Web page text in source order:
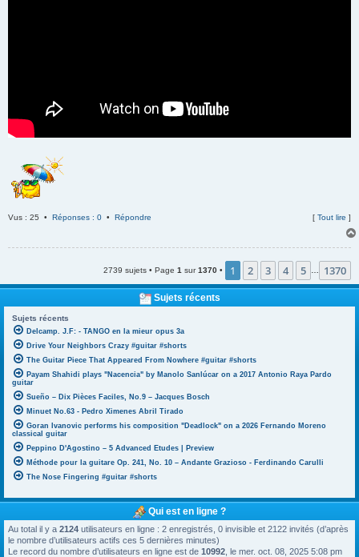
Vus : 25 • Réponses : 0 • Répondre [ Tout lire ]
2739 sujets • Page 1 sur1370 • 1 2 3 4 5 1370
Sujets récents
Sujets récents
Delcamp. J.F: - TANGO en la mieur opus 3a
Drive Your Neighbors Crazy #guitar #shorts
The Guitar Piece That Appeared From Nowhere #guitar #shorts
Payam Shahidi plays "Nacencia" by Manolo Sanlúcar on a 2017 Antonio Raya Pardo
guitar
Sueño – Dix Pièces Faciles, No.9 – Jacques Bosch
Minuet No.63 - Pedro Ximenes Abril Tirado
Goran Ivanovic performs his composition "Deadlock" on a 2026 Fernando Moreno
classical guitar
Peppino D'Agostino – 5 Advanced Etudes | Preview
Méthode pour la guitare Op. 241, No. 10 – Andante Grazioso - Ferdinando Carulli
The Nose Fingering #guitar #shorts
Qui est en ligne ?
Au total il y a 2124 utilisateurs en ligne : 2 enregistrés, 0 invisible et 2122 invités (d’après
le nombre d’utilisateurs actifs ces 5 dernières minutes)
Le record du nombre d’utilisateurs en ligne est de 10992 , le mer. oct. 08, 2025 5:08 pm